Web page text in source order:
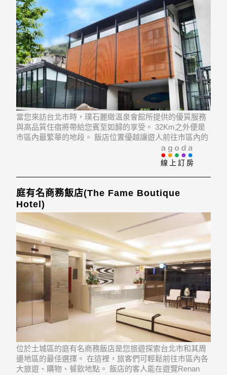
當您來訪台北市時，璞石麗緻溫泉會館所提供的優質服務
與高品質住宿將帶給您賓至如歸的享受。 32Km之外便是
市區內最繁華的地段。 飯店位置優越讓遊人前往市區內的
線上訂房
庭有名商務飯店(The Fame Boutique
Hotel)
位於土城區的庭有名商務飯店是您旅遊探索台北市和其周
邊地區的最佳選擇。 在這裡，旅客們可輕鬆前往市區內各
大旅遊、購物、餐飲地點。 飯店的客人能在遊覽Renan